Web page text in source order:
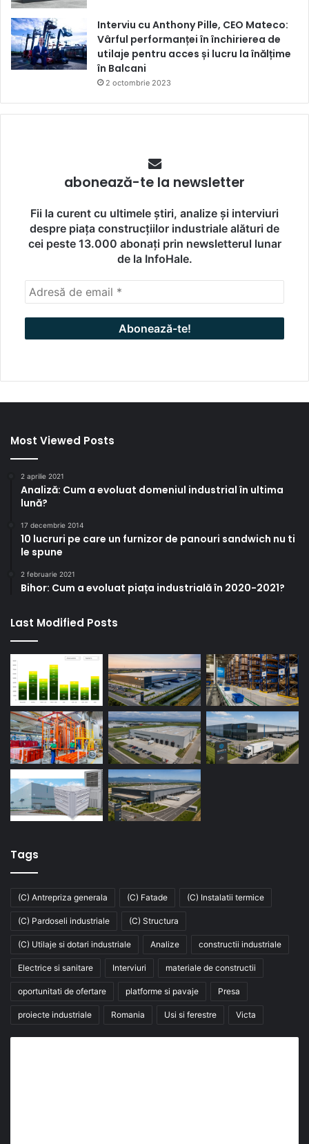
Interviu cu Anthony Pille, CEO Mateco:
Vârful performanței în închirierea de
utilaje pentru acces și lucru la înălțime
în Balcani
2 octombrie 2023
abonează-te la newsletter
Fii la curent cu ultimele știri, analize și interviuri
despre piața construcțiilor industriale alături de
cei peste 13.000 abonați prin newsletterul lunar
de la InfoHale.
Most Viewed Posts
2 aprilie 2021
Analiză: Cum a evoluat domeniul industrial în ultima
lună?
17 decembrie 2014
10 lucruri pe care un furnizor de panouri sandwich nu ti
le spune
2 februarie 2021
Bihor: Cum a evoluat piața industrială în 2020-2021?
Last Modified Posts
Tags
(C) Antrepriza generala (C) Fatade (C) Instalatii termice
(C) Pardoseli industriale (C) Structura
(C) Utilaje si dotari industriale Analize constructii industriale
Electrice si sanitare Interviuri materiale de constructii
oportunitati de ofertare platforme si pavaje Presa
proiecte industriale Romania Usi si ferestre Victa